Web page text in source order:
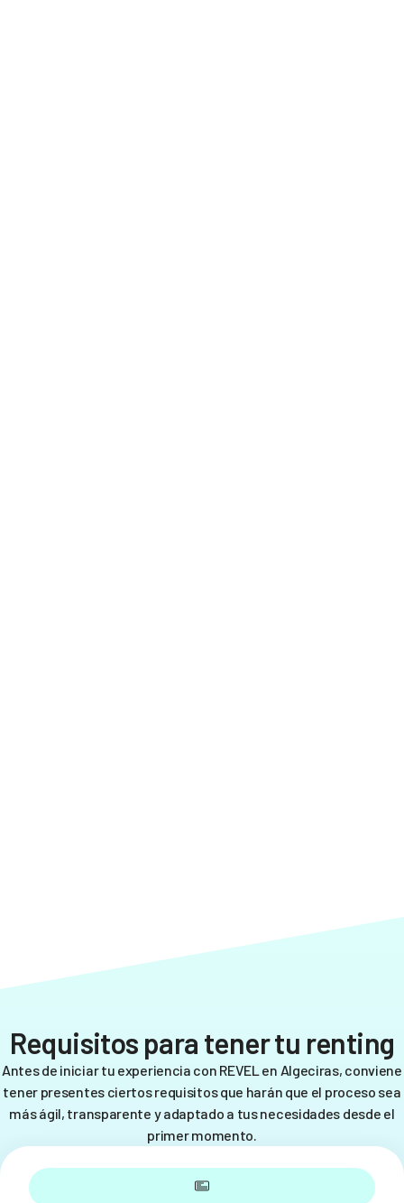
Requisitos para tener tu renting
Antes de iniciar tu experiencia con REVEL en Algeciras, conviene
tener presentes ciertos requisitos que harán que el proceso sea
más ágil, transparente y adaptado a tus necesidades desde el
primer momento.